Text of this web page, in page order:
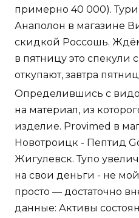
примерно 40 000).
Анаполон в магазине
скидкой Россошь.
в пятницу это спекули
откупают, завтра
Определившись с
на материал, из
изделие. Provimed в
Новотроицк - Пептид
Жигулевск. Тупо
на свои деньги - не
просто — достаточно
данные: Активы